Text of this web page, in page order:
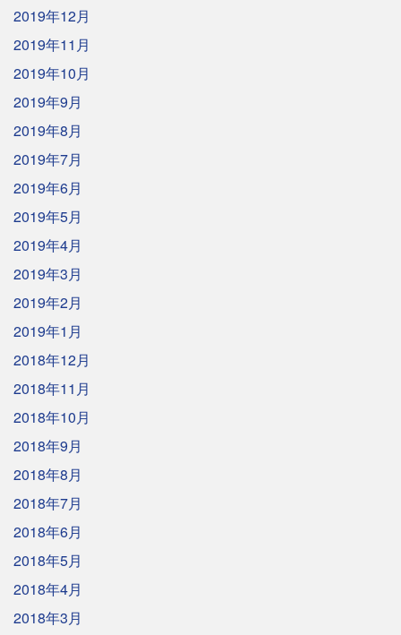
2019年12月
2019年11月
2019年10月
2019年9月
2019年8月
2019年7月
2019年6月
2019年5月
2019年4月
2019年3月
2019年2月
2019年1月
2018年12月
2018年11月
2018年10月
2018年9月
2018年8月
2018年7月
2018年6月
2018年5月
2018年4月
2018年3月